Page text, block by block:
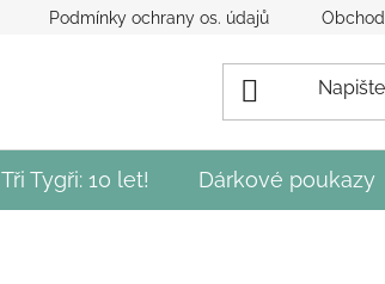
Podmínky ochrany os. údajů
Tři Tygři: 10 let! Dárkové poukazy